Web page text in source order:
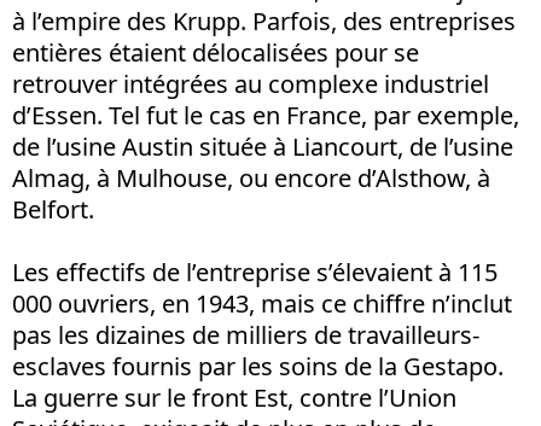
à l’empire des Krupp. Parfois, des entreprises
entières étaient délocalisées pour se
retrouver intégrées au complexe industriel
d’Essen. Tel fut le cas en France, par exemple,
de l’usine Austin située à Liancourt, de l’usine
Almag, à Mulhouse, ou encore d’Alsthow, à
Belfort.
Les effectifs de l’entreprise s’élevaient à 115
000 ouvriers, en 1943, mais ce chiffre n’inclut
pas les dizaines de milliers de travailleurs-
esclaves fournis par les soins de la Gestapo.
La guerre sur le front Est, contre l’Union